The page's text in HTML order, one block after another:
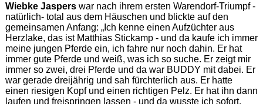
Wiebke Jasperswar nach ihrem ersten Warendorf-Triumpf -
natürlich- total aus dem Häuschen und blickte auf den
gemeinsamen Anfang: „Ich kenne einen Aufzüchter aus
Herzlake, das ist Matthias Stickamp - und da kaufe ich immer
meine jungen Pferde ein, ich fahre nur noch dahin. Er hat
immer gute Pferde und weiß, was ich so suche. Er zeigt mir
immer so zwei, drei Pferde und da war BUDDY mit dabei. Er
war gerade dreijährig und sah fürchterlich aus. Er hatte
einen riesigen Kopf und einen richtigen Pelz. Er hat ihn dann
laufen und freispringen lassen - und da wusste ich sofort,